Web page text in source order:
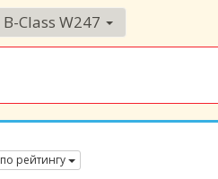
B-Class W247
по рейтингу